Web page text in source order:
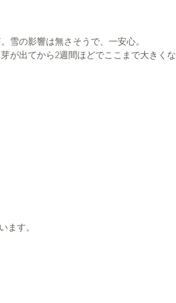
雪の影響は無さそうで、一安心。
が出てから2週間ほどでここまで大きくな
ます。